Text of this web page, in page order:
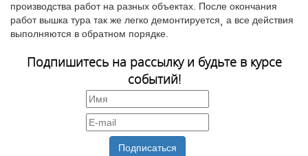
производства работ на разных объектах. После окончания
работ вышка тура так же легко демонтируется¸ а все действия
выполняются в обратном порядке.
Подпишитесь на рассылку и будьте в курсе
событий!